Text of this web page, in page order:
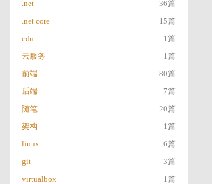
.net
36篇
.net core
15篇
cdn
1篇
云服务
1篇
前端
80篇
后端
7篇
随笔
20篇
架构
1篇
linux
6篇
git
3篇
virtualbox
1篇